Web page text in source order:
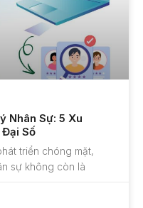
Nhân Sự: 5 Xu
Số
triển chóng mặt,
sự không còn là